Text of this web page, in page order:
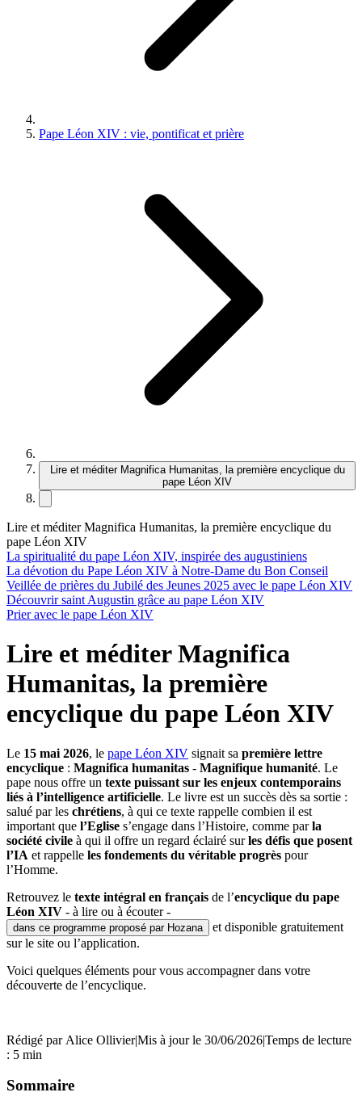
Pape Léon XIV : vie, pontificat et prière
Lire et méditer Magnifica Humanitas, la première encyclique du
pape Léon XIV
Lire et méditer Magnifica Humanitas, la première encyclique du
pape Léon XIV
La spiritualité du pape Léon XIV, inspirée des augustiniens
La dévotion du Pape Léon XIV à Notre-Dame du Bon Conseil
Veillée de prières du Jubilé des Jeunes 2025 avec le pape Léon XIV
Découvrir saint Augustin grâce au pape Léon XIV
Prier avec le pape Léon XIV
Lire et méditer Magnifica
Humanitas, la première
encyclique du pape Léon XIV
Le 15 mai 2026, le pape Léon XIV signait sa première lettre
encyclique : Magnifica humanitas - Magnifique humanité. Le
pape nous offre un texte puissant sur les enjeux contemporains
liés à l’intelligence artificielle. Le livre est un succès dès sa sortie :
salué par les chrétiens, à qui ce texte rappelle combien il est
important que l’Eglise s’engage dans l’Histoire, comme parla
société civile à qui il offre un regard éclairé surles défis que posent
l’IA et rappelle les fondements du véritable progrès pour
l’Homme.
Retrouvez le texte intégral en français de l’encyclique du pape
Léon XIV - à lire ou à écouter -
dans ce programme proposé par Hozana
et disponible gratuitement
sur le site ou l’application.
Voici quelques éléments pour vous accompagner dans votre
découverte de l’encyclique.
Rédigé par Alice Ollivier|Mis à jour le 30/06/2026|Temps de lecture
: 5 min
Sommaire